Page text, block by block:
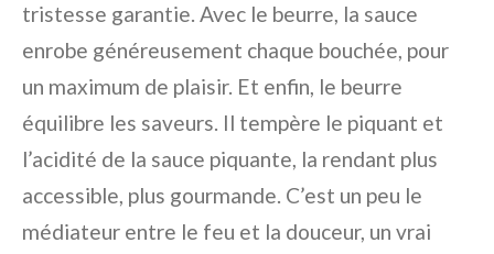
tristesse garantie. Avec le beurre, la sauce
enrobe généreusement chaque bouchée, pour
un maximum de plaisir. Et enfin, le beurre
équilibre les saveurs. Il tempère le piquant et
l’acidité de la sauce piquante, la rendant plus
accessible, plus gourmande. C’est un peu le
médiateur entre le feu et la douceur, un vrai